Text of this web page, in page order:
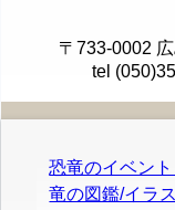
〒733-0002
tel
恐竜のイベン
竜の図鑑/イラ